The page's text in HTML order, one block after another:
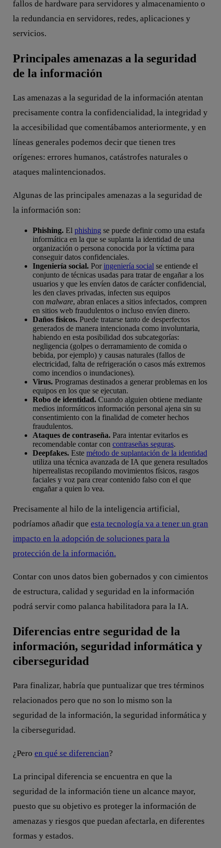
fallos de hardware para servidores y almacenamiento o
la redundancia en servidores, redes, aplicaciones y
servicios.
Principales amenazas a la seguridad
de la información
Las amenazas a la seguridad de la información atentan
precisamente contra la confidencialidad, la integridad y
la accesibilidad que comentábamos anteriormente, y en
líneas generales podemos decir que tienen tres
orígenes: errores humanos, catástrofes naturales o
ataques malintencionados.
Algunas de las principales amenazas a la seguridad de
la información son:
Phishing. El phishing se puede definir como una estafa
informática en la que se suplanta la identidad de una
organización o persona conocida por la víctima para
conseguir datos confidenciales.
Ingeniería social. Por ingeniería social se entiende el
conjunto de técnicas usadas para tratar de engañar a los
usuarios y que les envíen datos de carácter confidencial,
les den claves privadas, infecten sus equipos
con malware, abran enlaces a sitios infectados, compren
en sitios web fraudulentos o incluso envíen dinero.
Daños físicos. Puede tratarse tanto de desperfectos
generados de manera intencionada como involuntaria,
habiendo en esta posibilidad dos subcategorías:
negligencia (golpes o derramamiento de comida o
bebida, por ejemplo) y causas naturales (fallos de
electricidad, falta de refrigeración o casos más extremos
como incendios o inundaciones).
Virus. Programas destinados a generar problemas en los
equipos en los que se ejecutan.
Robo de identidad. Cuando alguien obtiene mediante
medios informáticos información personal ajena sin su
consentimiento con la finalidad de cometer hechos
fraudulentos.
Ataques de contraseña. Para intentar evitarlos es
recomendable contar con contraseñas seguras.
Deepfakes. Este método de suplantación de la identidad
utiliza una técnica avanzada de IA que genera resultados
hiperrealistas recopilando movimientos físicos, rasgos
faciales y voz para crear contenido falso con el que
engañar a quien lo vea.
Precisamente al hilo de la inteligencia artificial,
podríamos añadir que esta tecnología va a tener un gran
impacto en la adopción de soluciones para la
protección de la información.
Contar con unos datos bien gobernados y con cimientos
de estructura, calidad y seguridad en la información
podrá servir como palanca habilitadora para la IA.
Diferencias entre seguridad de la
información, seguridad informática y
ciberseguridad
Para finalizar, habría que puntualizar que tres términos
relacionados pero que no son lo mismo son la
seguridad de la información, la seguridad informática y
la ciberseguridad.
¿Pero en qué se diferencian?
La principal diferencia se encuentra en que la
seguridad de la información tiene un alcance mayor,
puesto que su objetivo es proteger la información de
amenazas y riesgos que puedan afectarla, en diferentes
formas y estados.